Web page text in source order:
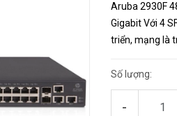
Aruba 2930F
Gigabit Với 4
triển, mạng là
mắt sản phẩm...
Số lượng:
-